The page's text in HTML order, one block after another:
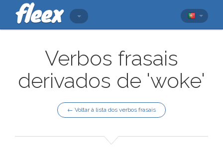
Verbos frasais
derivados de 'woke'
← Voltar à lista dos verbos frasais